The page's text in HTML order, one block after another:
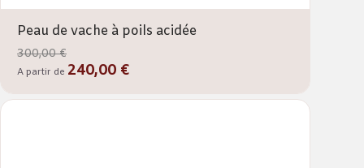
Peau de vache à poils acidée
300,00 €
A partir de 240,00 €